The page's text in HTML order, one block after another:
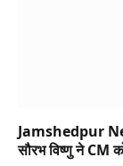
Jamshedpur
सौरभ विष्णु ने CM